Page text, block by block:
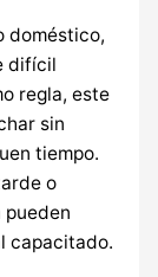
doméstico,
difícil
regla, este
sin
tiempo.
o
pueden
capacitado.